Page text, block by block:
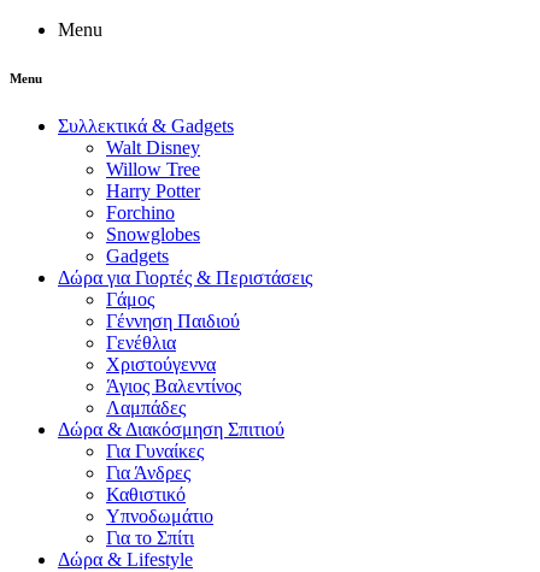
Menu
Menu
Συλλεκτικά & Gadgets
Walt Disney
Willow Tree
Harry Potter
Forchino
Snowglobes
Gadgets
Δώρα για Γιορτές & Περιστάσεις
Γάμος
Γέννηση Παιδιού
Γενέθλια
Χριστούγεννα
Άγιος Βαλεντίνος
Λαμπάδες
Δώρα & Διακόσμηση Σπιτιού
Για Γυναίκες
Για Άνδρες
Καθιστικό
Υπνοδωμάτιο
Για το Σπίτι
Δώρα & Lifestyle